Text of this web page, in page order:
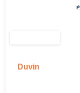
Duvin